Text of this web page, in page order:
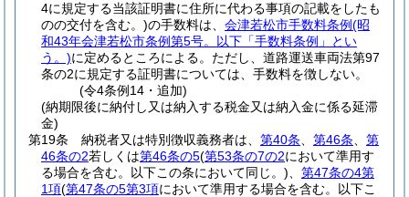
4に規定する当該証明書に住所に代わる事項の記載をしたも
のの交付を含む。)の手数料は、 会津若松市手数料条例(昭
和43年会津若松市条例第5号。以下「手数料条例」とい
う。)に定めるところによる。 ただし、道路運送車両法第97
条の2に規定する証明書については、手数料を徴しない。
(令4条例14・追加)
(納期限後に納付し又は納入する税金又は納入金に係る延滞
金)
第19条
納税者又は特別徴収義務者は、 第40条 第46条
第
46条の2若しくは第46条の5(第53条の7の2において準用す
る場合を含む。以下この条において同じ。)
第47条の4第
1項(第47条の5第3項において準用する場合を含む。以下こ